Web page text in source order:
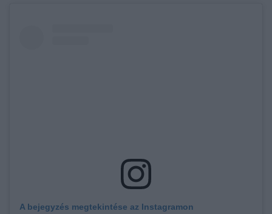
A bejegyzés megtekintése az Instagramon